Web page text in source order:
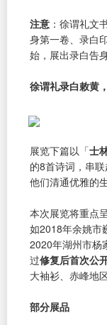
注意 ：徐谓礼文
身第一卷、录白
始，展出录白告
徐谓礼录白敕黄
展览下篇以「士
的8首诗词，串
他们清通优雅的
本次展览将重点
如2018年余姚市
2020年湖州市杨
过修复后首次公
大袖衫、赤峰地
部分展品